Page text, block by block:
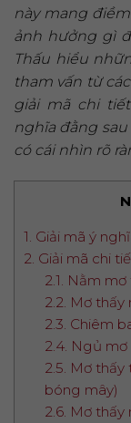
này mang
ảnh hưởng gì
Thấu hiểu
tham vấn từ
giải mã chi
nghĩa đằng sau
có cái nhìn rõ
1. Giải mã ý
2. Giải mã chi
2.1. Nằm
2.2. Mơ
2.3. Chiêm
2.4. Ngủ
2.5. Mơ
bóng mây)
2.6. Mơ